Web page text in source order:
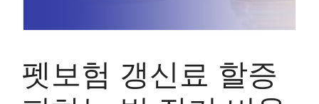
펫보험 갱신료 할증